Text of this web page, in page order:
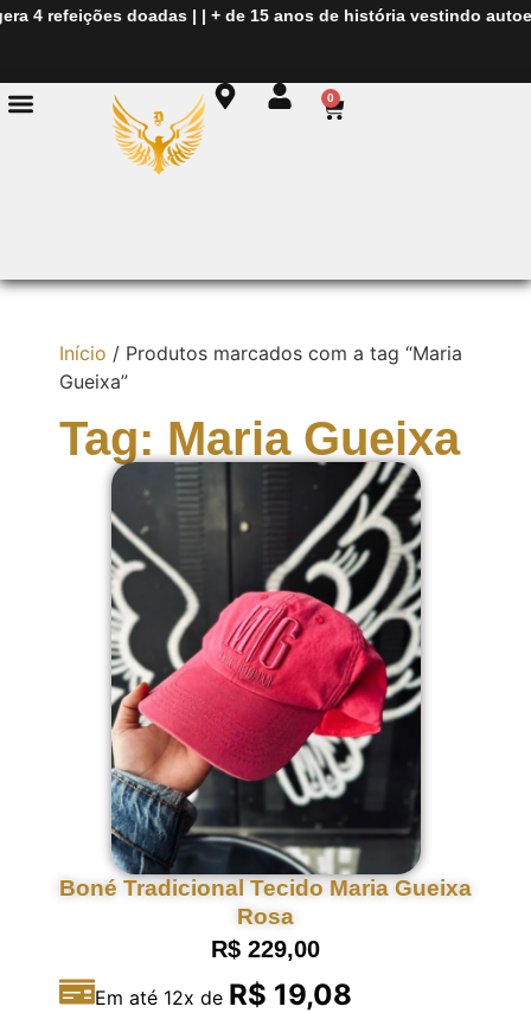
4 refeições doadas | |+ de15 anos de históriavestindo
0
Início / Produtos marcados com a tag “Maria
Gueixa”
Tag: Maria Gueixa
Boné Tradicional Tecido Maria Gueixa
Rosa
R$ 229,00
Em até 12x de R$ 19,08